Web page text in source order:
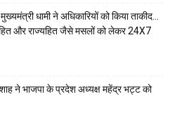
धामी ने अधिकारियों को किया ताकीद…
और राज्यहित जैसे मसलों को लेकर 24X7
ने भाजपा के प्रदेश अध्यक्ष महेंद्र भट्ट को